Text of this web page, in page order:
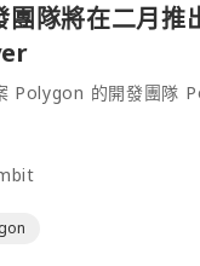
隊將在二月推
Polygon 的開發團隊